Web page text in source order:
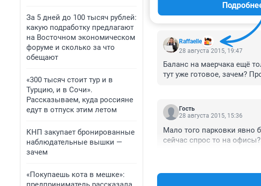
За 5 дней до 100 тысяч рублей:
какую подработку предлагают
на Восточном экономическом
форуме и сколько за что
обещают
«300 тысяч стоит тур и в
Турцию, и в Сочи».
Рассказываем, куда россияне
едут в отпуск этим летом
КНП закупает бронированные
наблюдательные вышки —
зачем
«Покупаешь кота в мешке»:
КОММЕНТАРИИ 19
Raffaelle
28 августа 2015, 19:47
Баланс на маерчака ещё
тут уже готовое, зачем?
Гость
28 августа 2015, 15:36
Мало того парковки явно
сейчас спрос то на